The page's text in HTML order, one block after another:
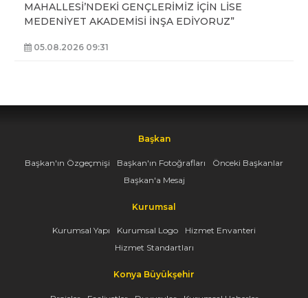
MAHALLESİ’NDEKİ GENÇLERİMİZ İÇİN LİSE
MEDENİYET AKADEMİSİ İNŞA EDİYORUZ”
05.08.2026 09:31
Başkan
Başkan'ın Özgeçmişi Başkan'ın Fotoğrafları
Önceki Başkanlar
Başkan'a Mesaj
Kurumsal
Kurumsal Yapı Kurumsal Logo
Hizmet Envanteri
Hizmet Standartları
Konya Büyükşehir